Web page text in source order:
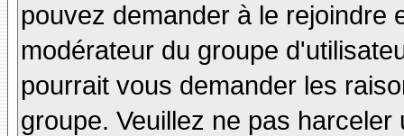
pouvez demander à le rejoindre
modérateur du groupe
pourrait vous demander les
groupe. Veuillez ne pas